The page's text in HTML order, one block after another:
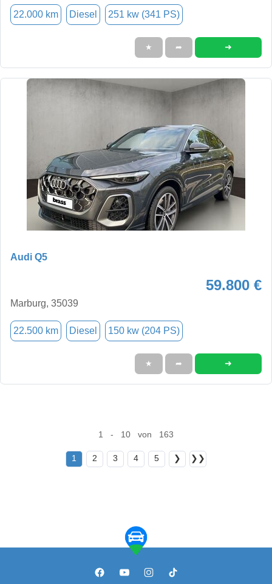
22.000 km Diesel 251 kw (341 PS)
★ ➦ ➜
Audi Q5
59.800 €
Marburg, 35039
22.500 km Diesel 150 kw (204 PS)
★ ➦ ➜
1 - 10 von 163
1 2 3 4 5 ❯ ❯❯